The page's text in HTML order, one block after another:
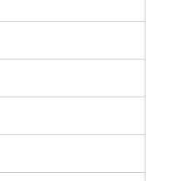
万ケ塚
徒歩1
円 西都城
徒歩
円 西都城
徒歩